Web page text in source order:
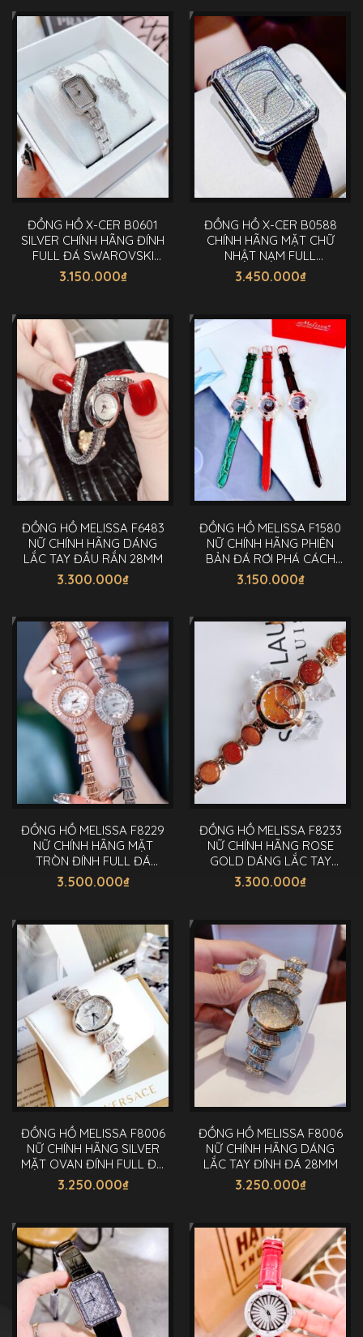
ĐỒNG HỒ X-CER B0601
SILVER CHÍNH HÃNG ĐÍNH
FULL ĐÁ SWAROVSKI
SANG CHẢNH 26MM
3.150.000₫
ĐỒNG HỒ X-CER B0588
CHÍNH HÃNG MẶT CHỮ
NHẬT NẠM FULL
DIAMOND CỰC ĐẸP
35MM
3.450.000₫
ĐỒNG HỒ MELISSA F6483
NỮ CHÍNH HÃNG DÁNG
LẮC TAY ĐẦU RẮN 28MM
3.300.000₫
ĐỒNG HỒ MELISSA F1580
NỮ CHÍNH HÃNG PHIÊN
BẢN ĐÁ RƠI PHÁ CÁCH
32MM
3.150.000₫
ĐỒNG HỒ MELISSA F8229
NỮ CHÍNH HÃNG MẶT
TRÒN ĐÍNH FULL ĐÁ
33MM
3.500.000₫
ĐỒNG HỒ MELISSA F8233
NỮ CHÍNH HÃNG ROSE
GOLD DÁNG LẮC TAY
MÀU CAM 28MM
3.300.000₫
ĐỒNG HỒ MELISSA F8006
NỮ CHÍNH HÃNG SILVER
MẶT OVAN ĐÍNH FULL ĐÁ
28MM
3.250.000₫
ĐỒNG HỒ MELISSA F8006
NỮ CHÍNH HÃNG DÁNG
LẮC TAY ĐÍNH ĐÁ 28MM
3.250.000₫